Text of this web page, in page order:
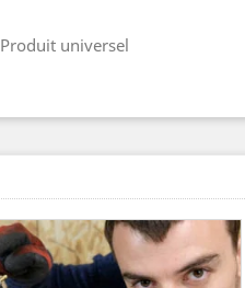
Produit universel